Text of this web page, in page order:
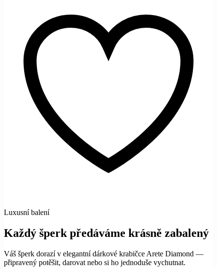
Luxusní balení
Každý šperk předáváme krásně zabalený
Váš šperk dorazí v elegantní dárkové krabičce Arete Diamond —
připravený potěšit, darovat nebo si ho jednoduše vychutnat.